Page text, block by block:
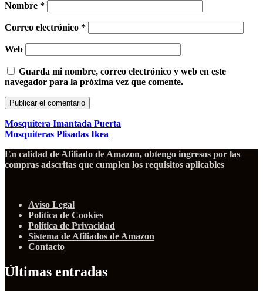
Nombre *
Correo electrónico *
Web
Guarda mi nombre, correo electrónico y web en este
navegador para la próxima vez que comente.
Mosquitera Imantada Puerta
Mosquiteras Plisadas Ikea
En calidad de Afiliado de Amazon, obtengo ingresos por las
compras adscritas que cumplen los requisitos aplicables
Aviso Legal
Política de Cookies
Política de Privacidad
Sistema de Afiliados de Amazon
Contacto
Últimas entradas